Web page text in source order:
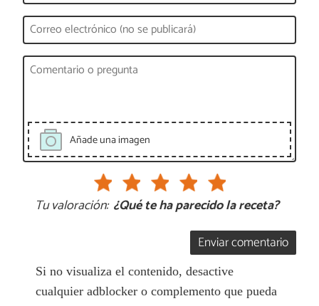
Añade una imagen
Tu valoración: ¿Qué te ha parecido la receta?
Enviar comentario
Si no visualiza el contenido, desactive
cualquier adblocker o complemento que pueda